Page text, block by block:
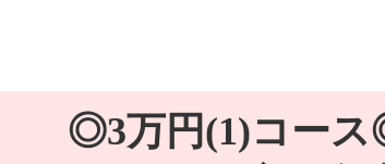
◎3万円(1)コース